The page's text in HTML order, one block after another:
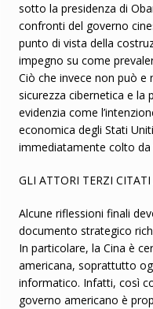
sotto la presidenza di
confronti del governo
punto di vista della
impegno su come
Ciò che invece non può e
sicurezza cibernetica e la
evidenzia come
economica degli Stati
immediatamente colto
GLI ATTORI TERZI
Alcune riflessioni finali
documento strategico
In particolare, la Cina è
americana, soprattutto
informatico. Infatti, così
governo americano è